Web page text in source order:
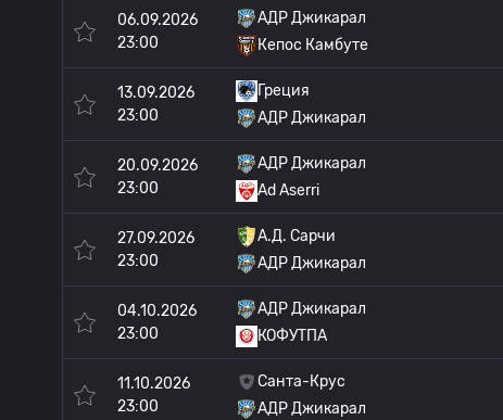
06.09.2026
23:00
АДР Джикарал
Кепос Камбуте
13.09.2026
23:00
Греция
АДР Джикарал
20.09.2026
23:00
АДР Джикарал
Ad Aserri
27.09.2026
23:00
А.Д. Сарчи
АДР Джикарал
04.10.2026
23:00
АДР Джикарал
КОФУТПА
11.10.2026
23:00
Санта-Крус
АДР Джикарал